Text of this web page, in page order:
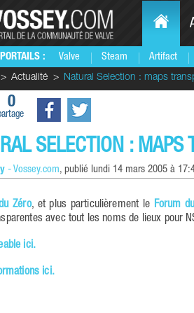
PORTAILS : Valve Steam Artifact
Actualité Natural Selection : maps
0
SELECTION : MAPS
- Vossey.com, publié lundi 14 mars 2005 à
Zéro, et plus particulièrement le Forum
avec tout les noms de lieux pour
ici.
ici.